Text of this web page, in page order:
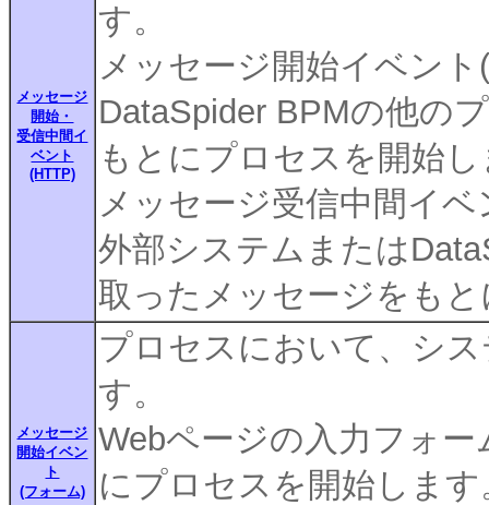
メッセージ
開始・
受信中間イ
ベント
(HTTP)
す。
メッセージ開始イベン
DataSpider BPMの他の
もとにプロセスを開始
メッセージ受信中間イ
外部システムまたは
取ったメッセージをも
メッセージ
開始イベン
ト
(フォーム)
プロセスにおいて、シ
す。
Webページの入力フォ
にプロセスを開始します